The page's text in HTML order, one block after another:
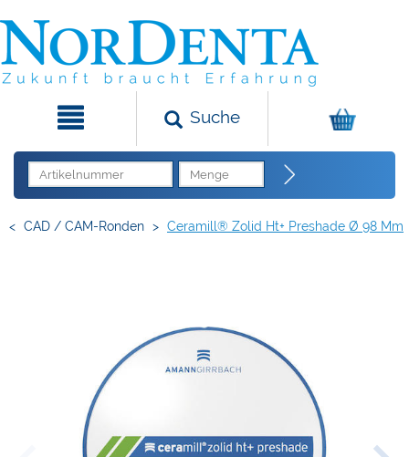
Suche
< CAD / CAM-Ronden > Ceramill® Zolid Ht+ Preshade Ø 98 Mm